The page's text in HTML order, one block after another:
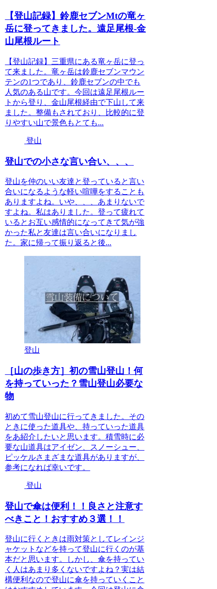
【登山記録】鈴鹿セブンMtの竜ヶ
岳に登ってきました。遠足尾根-金
山尾根ルート
【登山記録】三重県にある竜ヶ岳に登っ
て来ました。竜ヶ岳は鈴鹿セブンマウン
テンの1つであり、鈴鹿セブンの中でも
人気のある山です。今回は遠足尾根ルー
トから登り、金山尾根経由で下山して来
ました。整備もされており、比較的に登
りやすい山で景色もとても...
登山
登山での小さな言い合い、、、
登山を仲のいい友達と登っていると言い
合いになるような軽い喧嘩をすることも
ありますよね。いや、、、あまりないで
すよね。私はありました。登って疲れて
いるとお互い感情的になってきて気が強
かった私と友達は言い合いになりまし
た。家に帰って振り返ると後...
登山
［山の歩き方］初の雪山登山！何
を持っていった？雪山登山必要な
物
初めて雪山登山に行ってきました。その
ときに使った道具や、持っていった道具
をあ紹介したいと思います。積雪時に必
要な山道具はアイゼン、スノーシュー、
ピッケルさまざまな道具がありますが、
参考になれば幸いです。
登山
登山で傘は便利！！良さと注意す
べきこと！おすすめ３選！！
登山に行くときは雨対策としてレインジ
ャケットなどを持って登山に行くのが基
本だと思います。しかし、傘を持ってい
く人はあまり多くないですよね？実は結
構便利なので登山に傘を持っていくこと